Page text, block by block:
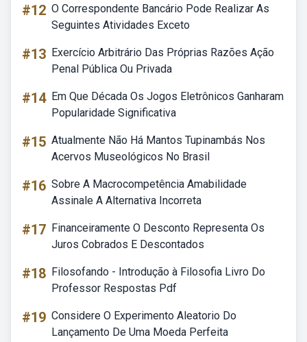
#12 O Correspondente Bancário Pode Realizar As
Seguintes Atividades Exceto
#13 Exercício Arbitrário Das Próprias Razões Ação
Penal Pública Ou Privada
#14 Em Que Década Os Jogos Eletrônicos Ganharam
Popularidade Significativa
#15 Atualmente Não Há Mantos Tupinambás Nos
Acervos Museológicos No Brasil
#16 Sobre A Macrocompetência Amabilidade
Assinale A Alternativa Incorreta
#17 Financeiramente O Desconto Representa Os
Juros Cobrados E Descontados
#18 Filosofando - Introdução à Filosofia Livro Do
Professor Respostas Pdf
#19 Considere O Experimento Aleatorio Do
Lançamento De Uma Moeda Perfeita